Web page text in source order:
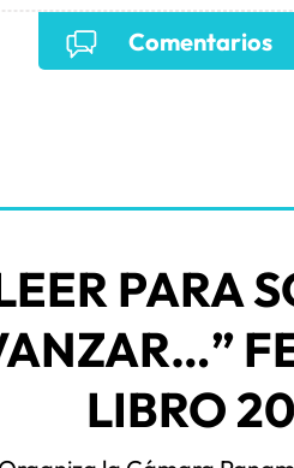
Comentarios
PARA
LIBRO